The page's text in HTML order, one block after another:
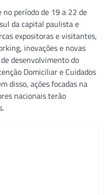
período de 19 a 22 de
da capital paulista e
expositoras e visitantes,
inovações e novas
desenvolvimento do
Domiciliar e Cuidados
disso, ações focadas na
nacionais terão